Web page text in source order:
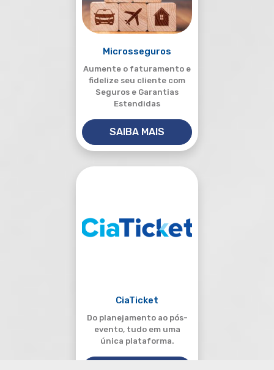
Microsseguros
Aumente o faturamento e
fidelize seu cliente com
Seguros e Garantias
Estendidas
SAIBA MAIS
CiaTicket
Do planejamento ao pós-
evento, tudo em uma
única plataforma.